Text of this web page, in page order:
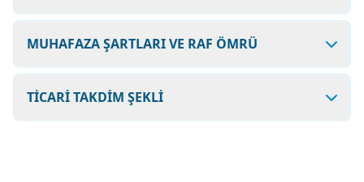
MUHAFAZA ŞARTLARI VE RAF ÖMRÜ
TİCARİ TAKDİM ŞEKLİ